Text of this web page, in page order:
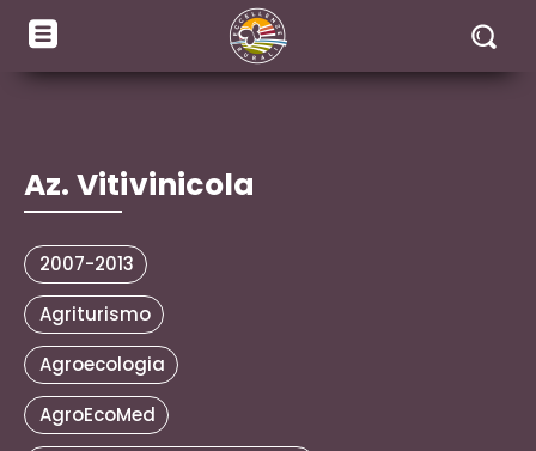
Az. Vitivinicola
2007-2013
Agriturismo
Agroecologia
AgroEcoMed